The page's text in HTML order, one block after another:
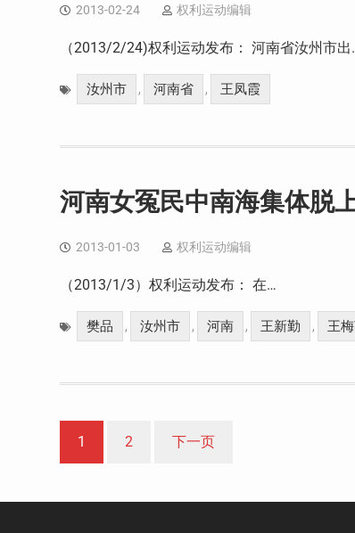
2013-02-24 权利运动编辑
（2013/2/24)权利运动发布： 河南省汝州市
汝州市 , 河南省 , 王凤霞
河南女冤民中南海集体脱
2013-01-03 权利运动编辑
（2013/1/3）权利运动发布： 在…
樊品 , 汝州市 , 河南 , 王新勤 , 王
文
1 2 下一页